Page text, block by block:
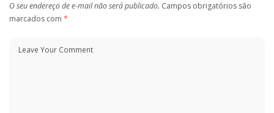
O seu endereço de e-mail não será publicado. Campos obrigatórios são
marcados com *